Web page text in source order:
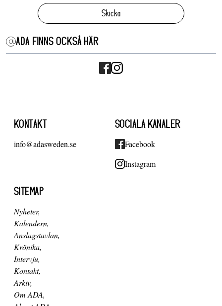
Skicka
ADA FINNS OCKSÅ HÄR
KONTAKT
info@adasweden.se
SOCIALA KANALER
Facebook
Instagram
SITEMAP
Nyheter
Kalendern
Anslagstavlan
Krönika
Intervju
Kontakt
Arkiv
Om ADA